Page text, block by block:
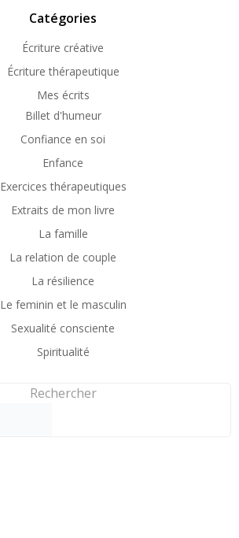
Catégories
Écriture créative
Écriture thérapeutique
Mes écrits
Billet d'humeur
Confiance en soi
Enfance
Exercices thérapeutiques
Extraits de mon livre
La famille
La relation de couple
La résilience
Le feminin et le masculin
Sexualité consciente
Spiritualité
Rechercher